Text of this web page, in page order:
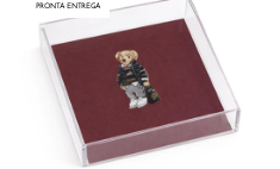
PRONTA ENTREGA